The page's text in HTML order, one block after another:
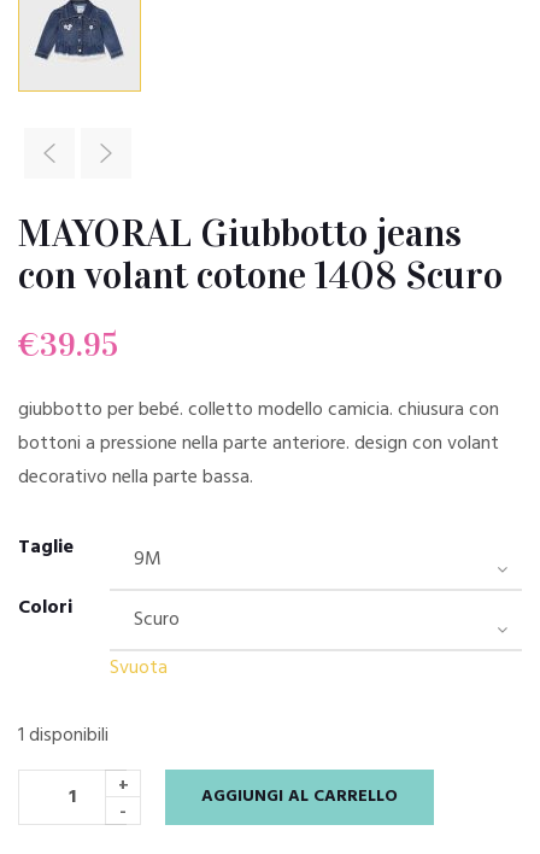
MAYORAL Giubbotto jeans
con volant cotone 1408 Scuro
€39.95
giubbotto per bebé. colletto modello camicia. chiusura con
bottoni a pressione nella parte anteriore. design con volant
decorativo nella parte bassa.
Taglie
Colori
Svuota
1 disponibili
+
-
AGGIUNGI AL CARRELLO